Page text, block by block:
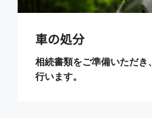
車の処分
相続書類をご準備いただき
行います。